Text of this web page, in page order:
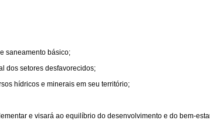
saneamento básico;
dos setores desfavorecidos;
hídricos e minerais em seu território;
e visará ao equilíbrio do desenvolvimento e do bem-